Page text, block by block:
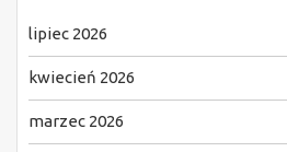
lipiec 2026
kwiecień 2026
marzec 2026